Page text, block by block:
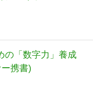
の「数字力」養成
携書)